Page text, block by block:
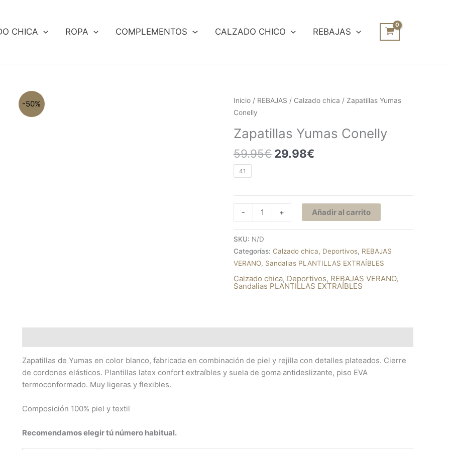
CHICA ROPA COMPLEMENTOS CALZADO CHICO REBAJAS
-50% Inicio/ REBAJAS / Calzado chica / Zapatillas Yumas
Conelly
Zapatillas Yumas Conelly
59.95€
El
era:
59.95€.
29.98€
El
es:
29.98€.
41
-
Zapatillas
Yumas
cantidad
+ Añadir al carrito
SKU: N/D
Categorías: Calzado chica, Deportivos, REBAJAS
VERANO, Sandalias PLANTILLAS EXTRAÍBLES
Calzado chica, Deportivos, REBAJAS VERANO,
Sandalias PLANTILLAS EXTRAÍBLES
Zapatillas de Yumas en color blanco, fabricada en combinación de piel y rejilla con detalles plateados. Cierre
de cordones elásticos. Plantillas latex confort extraíbles y suela de goma antideslizante, piso EVA
termoconformado. Muy ligeras y flexibles.
Composición 100% piel y textil
Recomendamos elegir tú número habitual.